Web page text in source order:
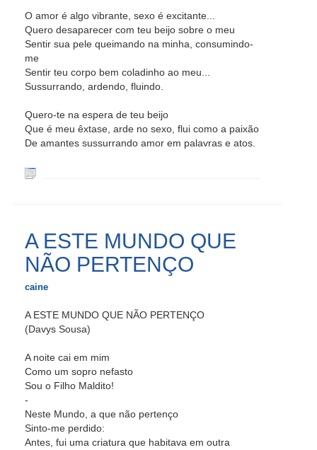
O amor é algo vibrante, sexo é excitante...
Quero desaparecer com teu beijo sobre o meu
Sentir sua pele queimando na minha, consumindo-
me
Sentir teu corpo bem coladinho ao meu...
Sussurrando, ardendo, fluindo.
Quero-te na espera de teu beijo
Que é meu êxtase, arde no sexo, flui como a paixão
De amantes sussurrando amor em palavras e atos.
A ESTE MUNDO QUE
NÃO PERTENÇO
caine
A ESTE MUNDO QUE NÃO PERTENÇO
(Davys Sousa)
A noite cai em mim
Como um sopro nefasto
Sou o Filho Maldito!
-
Neste Mundo, a que não pertenço
Sinto-me perdido:
Antes, fui uma criatura que habitava em outra